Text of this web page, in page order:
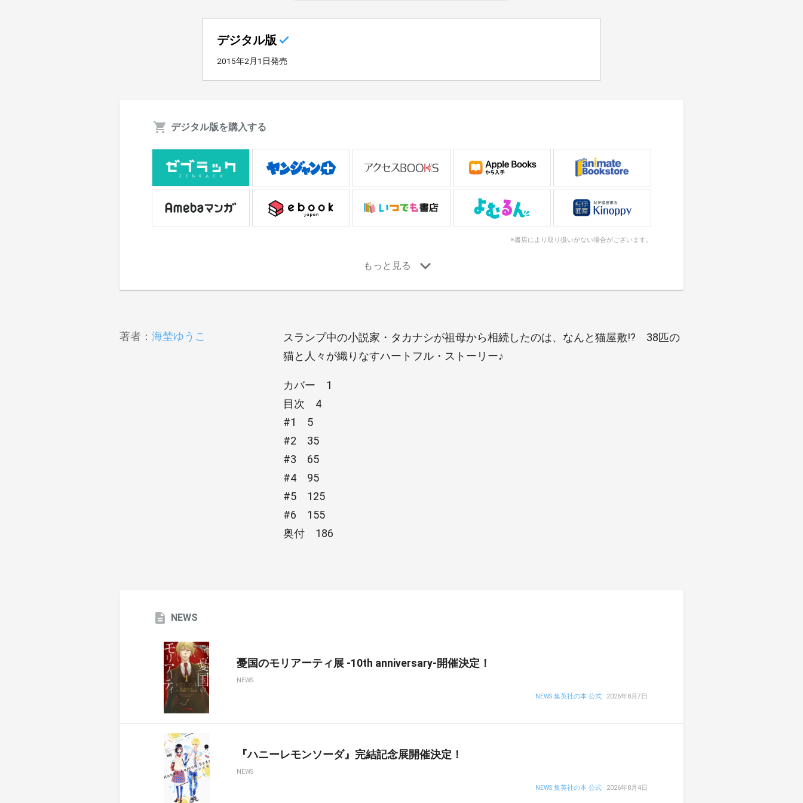
デジタル版
2015年2月1日発売
デジタル版を購入する
※書店により取り扱いがない場合がございます。
著者： 海埜ゆうこ
スランプ中の小説家・タカナシが祖母から相続したのは、なんと猫屋敷!? 38匹の
猫と人々が織りなすハートフル・ストーリー♪
カバー 1
目次 4
#1 5
#2 35
#3 65
#4 95
#5 125
#6 155
奥付 186
NEWS
憂国のモリアーティ展 -10th anniversary-開催決定！
NEWS
NEWS 集英社の本 公式 2026年8月7日
『ハニーレモンソーダ』完結記念展開催決定！
NEWS
NEWS 集英社の本 公式 2026年8月4日